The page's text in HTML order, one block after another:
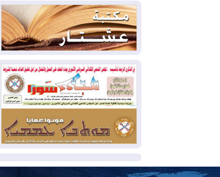
2026-08-02دمشق وعمّان تحذران بغداد:
أي هجوم من أراضي العراق سيواجه برد
2026-08-02ترامب: الولايات المتحدة
وإسرائيل تعلقان شن ضربات على إيران
2026-08-01
تقرير: الولايات المتحدة تسحب
منظومة باتريوت الدفاعية من أربيل
2026-08-01
النفط: اتفاقية ثلاثية لاستئناف
التصدير عبر جيهان بطاقة 750 ألف برميل
يومياً
المزيد